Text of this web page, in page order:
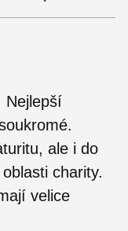
Nejlepší
ale i do
charity.
velice